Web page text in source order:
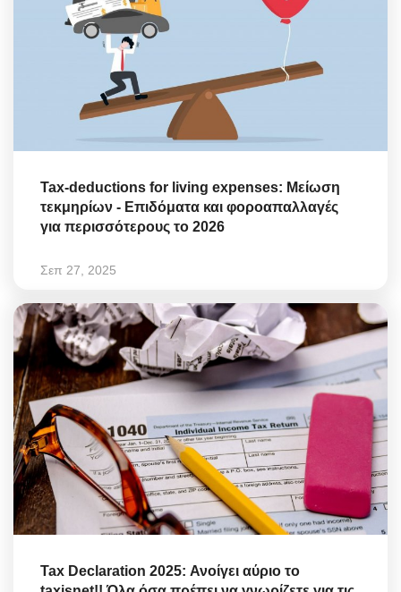
Tax-deductions for living expenses: Μείωση
τεκμηρίων - Επιδόματα και φοροαπαλλαγές
για περισσότερους το 2026
Σεπ 27, 2025
Tax Declaration 2025: Ανοίγει αύριο το